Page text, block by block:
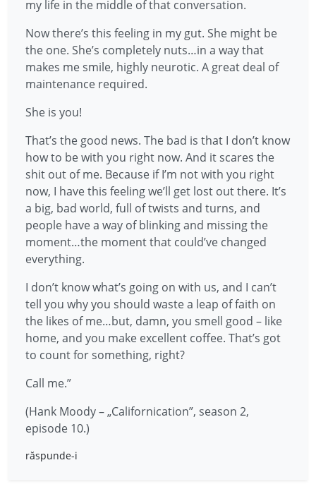
my life in the middle of that conversation.
Now there’s this feeling in my gut. She might be
the one. She’s completely nuts…in a way that
makes me smile, highly neurotic. A great deal of
maintenance required.
She is you!
That’s the good news. The bad is that I don’t know
how to be with you right now. And it scares the
shit out of me. Because if I’m not with you right
now, I have this feeling we’ll get lost out there. It’s
a big, bad world, full of twists and turns, and
people have a way of blinking and missing the
moment…the moment that could’ve changed
everything.
I don’t know what’s going on with us, and I can’t
tell you why you should waste a leap of faith on
the likes of me…but, damn, you smell good – like
home, and you make excellent coffee. That’s got
to count for something, right?
Call me.”
(Hank Moody – „Californication”, season 2,
episode 10.)
răspunde-i